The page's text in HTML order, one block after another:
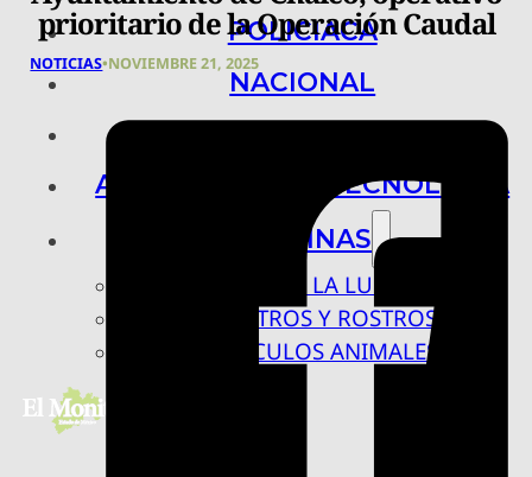
POLICIACA
NACIONAL
ARTE, CIENCIA Y TECNOLOGÍA
COLUMNAS
BAJO LA LUPA
RASTROS Y ROSTROS
VÍNCULOS ANIMALES
prioritario de la Operación Caudal
NOTICIAS•NOVIEMBRE 21, 2025